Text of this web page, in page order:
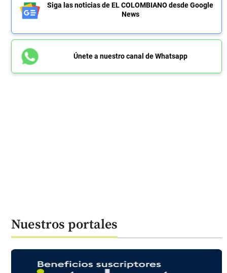
Siga las noticias de EL COLOMBIANO desde Google
News
Únete a nuestro canal de Whatsapp
Nuestros portales